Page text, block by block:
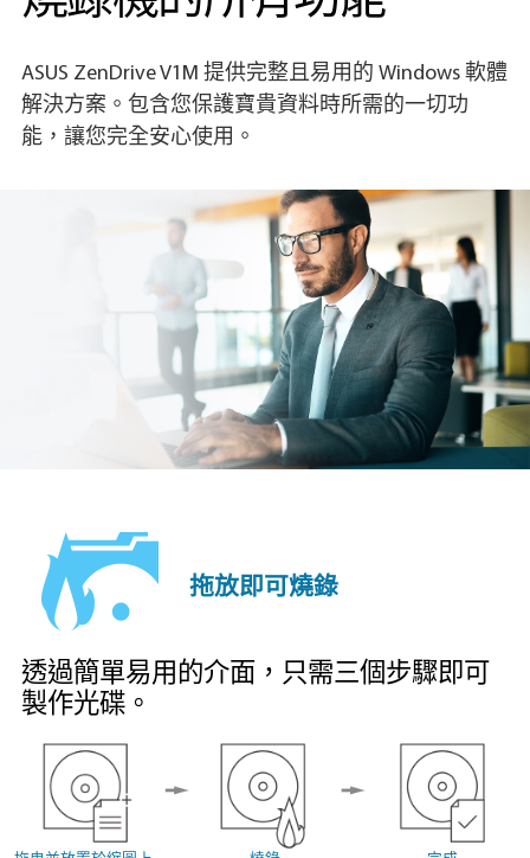
ASUS ZenDrive V1M 提供完整且易用的 Windows 軟體
解決方案。包含您保護寶貴資料時所需的一切功
能，讓您完全安心使用。
拖放即可燒錄
透過簡單易用的介面，只需三個步驟即可
製作光碟。